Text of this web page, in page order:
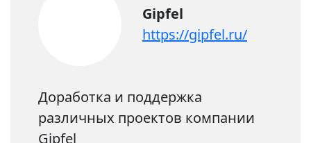
Gipfel
https://gipfel.ru/
Доработка и поддержка
различных проектов компании
Gipfel